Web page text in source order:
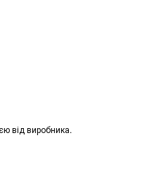
від виробника.